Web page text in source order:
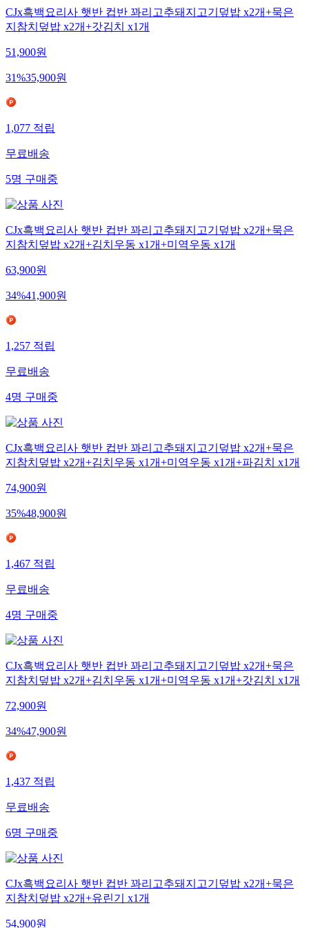
CJx흑백요리사 햇반 컵반 꽈리고추돼지고기덮밥 x2개+묵은
지참치덮밥 x2개+갓김치 x1개
51,900원
31%35,900원
1,077적립
무료배송
5명구매중
CJx흑백요리사 햇반 컵반 꽈리고추돼지고기덮밥 x2개+묵은
지참치덮밥 x2개+김치우동 x1개+미역우동 x1개
63,900원
34%41,900원
1,257적립
무료배송
4명구매중
CJx흑백요리사 햇반 컵반 꽈리고추돼지고기덮밥 x2개+묵은
지참치덮밥 x2개+김치우동 x1개+미역우동 x1개+파김치 x1개
74,900원
35%48,900원
1,467적립
무료배송
4명구매중
CJx흑백요리사 햇반 컵반 꽈리고추돼지고기덮밥 x2개+묵은
지참치덮밥 x2개+김치우동 x1개+미역우동 x1개+갓김치 x1개
72,900원
34%47,900원
1,437적립
무료배송
6명구매중
CJx흑백요리사 햇반 컵반 꽈리고추돼지고기덮밥 x2개+묵은
지참치덮밥 x2개+유린기 x1개